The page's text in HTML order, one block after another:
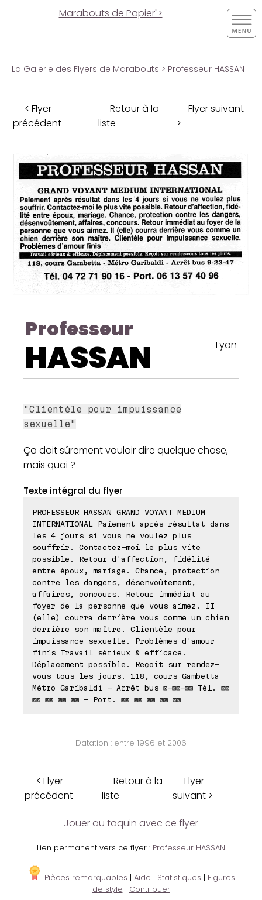
Marabouts de Papier">
La Galerie des Flyers de Marabouts > Professeur HASSAN
< Flyer
précédent
Retour à la
liste
Flyer suivant
>
Professeur
HASSAN Lyon
"Clientèle pour impuissance
sexuelle"
Ça doit sûrement vouloir dire quelque chose,
mais quoi ?
Texte intégral du flyer
PROFESSEUR HASSAN GRAND VOYANT MEDIUM
INTERNATIONAL Paiement après résultat dans
les 4 jours si vous ne voulez plus
souffrir. Contactez-moi le plus vite
possible. Retour d'affection, fidélité
entre époux, mariage. Chance, protection
contre les dangers, désenvoûtement,
affaires, concours. Retour immédiat au
foyer de la personne que vous aimez. II
(elle) courra derrière vous comme un chien
derrière son maître. Clientèle pour
impuissance sexuelle. Problèmes d'amour
finis Travail sérieux & efficace.
Déplacement possible. Reçoit sur rendez-
vous tous les jours. 118, cours Gambetta
Métro Garibaldi - Arrêt bus ⊠-⊠⊠-⊠⊠ Tél. ⊠⊠
⊠⊠ ⊠⊠ ⊠⊠ ⊠⊠ - Port. ⊠⊠ ⊠⊠ ⊠⊠ ⊠⊠ ⊠⊠
Datation : entre 1996 et 2006
< Flyer
précédent
Retour à la
liste
Flyer
suivant >
Jouer au taquin avec ce flyer
Lien permanent vers ce flyer : Professeur HASSAN
Pièces remarquables | Aide | Statistiques | Figures
de style | Contribuer